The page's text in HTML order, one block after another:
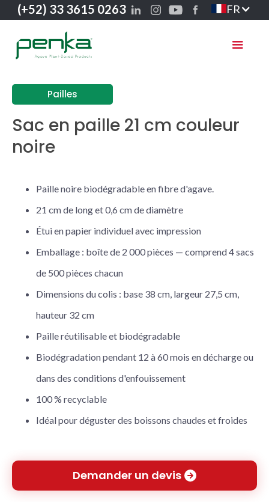
(+52) 33 3615 0263 FR
Pailles
Sac en paille 21 cm couleur
noire
Paille noire biodégradable en fibre d'agave.
21 cm de long et 0,6 cm de diamètre
Étui en papier individuel avec impression
Emballage : boîte de 2 000 pièces — comprend 4 sacs
de 500 pièces chacun
Dimensions du colis : base 38 cm, largeur 27,5 cm,
hauteur 32 cm
Paille réutilisable et biodégradable
Biodégradation pendant 12 à 60 mois en décharge ou
dans des conditions d'enfouissement
100 % recyclable
Idéal pour déguster des boissons chaudes et froides
Demander un devis